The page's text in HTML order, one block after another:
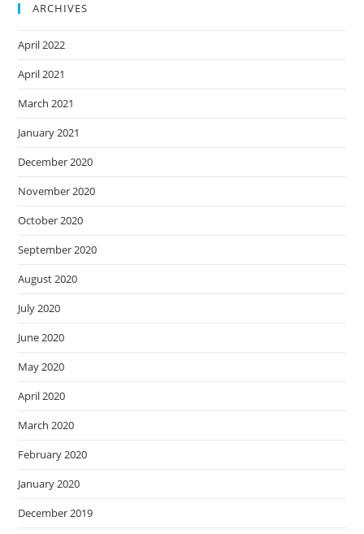
ARCHIVES
April 2022
April 2021
March 2021
January 2021
December 2020
November 2020
October 2020
September 2020
August 2020
July 2020
June 2020
May 2020
April 2020
March 2020
February 2020
January 2020
December 2019